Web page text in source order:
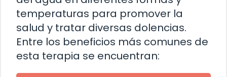
temperaturas para promover la
salud y tratar diversas dolencias.
Entre los beneficios más comunes de
esta terapia se encuentran: